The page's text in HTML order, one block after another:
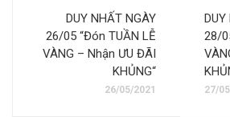
DUY NHẤT NGÀY
26/05 “Đón TUẦN LỄ
VÀNG – Nhận ƯU ĐÃI
KHỦNG“
26/05/2021
28/
27/